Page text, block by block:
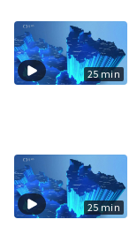
25 min
25 min